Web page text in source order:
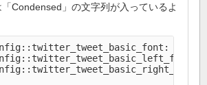
Condensed」の文字列が入っているよ